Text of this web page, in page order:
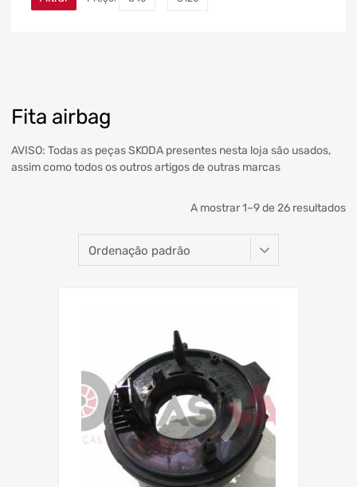
Fita airbag
AVISO: Todas as peças SKODA presentes nesta loja são usados,
assim como todos os outros artigos de outras marcas
A mostrar 1–9 de 26 resultados